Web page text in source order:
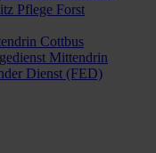
Pflege Forst
Cottbus
Mittendrin
Dienst (FED)